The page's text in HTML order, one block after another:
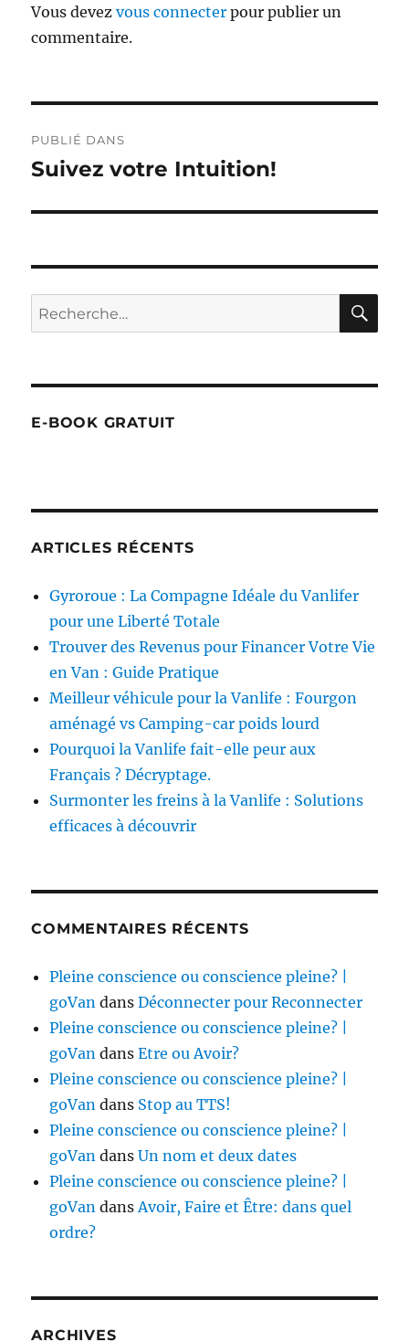
Vous devezvous connecter pour publier un
commentaire.
de
PUBLIÉ DANS
Suivez votre Intuition!
Recherche
pour :
E-BOOK GRATUIT
ARTICLES RÉCENTS
Gyroroue : La Compagne Idéale du Vanlifer
pour une Liberté Totale
Trouver des Revenus pour Financer Votre Vie
en Van : Guide Pratique
Meilleur véhicule pour la Vanlife : Fourgon
aménagé vs Camping-car poids lourd
Pourquoi la Vanlife fait-elle peur aux
Français ? Décryptage.
Surmonter les freins à la Vanlife : Solutions
efficaces à découvrir
COMMENTAIRES RÉCENTS
Pleine conscience ou conscience pleine? |
goVan dansDéconnecter pour Reconnecter
Pleine conscience ou conscience pleine? |
goVan dansEtre ou Avoir?
Pleine conscience ou conscience pleine? |
goVan dans Stop au TTS!
Pleine conscience ou conscience pleine? |
goVan dansUn nom et deux dates
Pleine conscience ou conscience pleine? |
goVan dansAvoir, Faire et Être: dans quel
ordre?
ARCHIVES